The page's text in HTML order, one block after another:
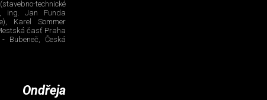
technické
ing. Jan Funda
Karel Sommer
časť Praha
Bubeneč, Česká
Ondřeja